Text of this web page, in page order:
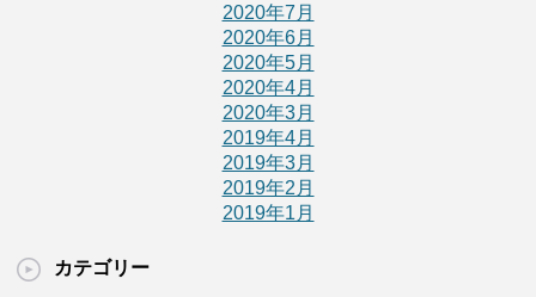
2020年7月
2020年6月
2020年5月
2020年4月
2020年3月
2019年4月
2019年3月
2019年2月
2019年1月
カテゴリー